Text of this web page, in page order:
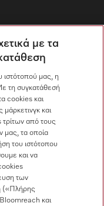
με τα
ιστότοπού μας, η
τη συγκατάθεσή
cookies και
και
από τους
μας, τα οποία
του ιστότοπου
και να
των
(«Πλήρης
και